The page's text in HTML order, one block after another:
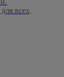
всех,